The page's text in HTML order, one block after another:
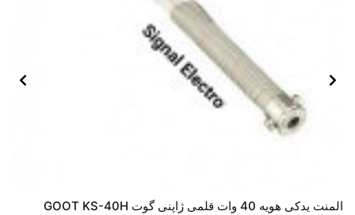
المنت یدکی هویه 40 وات قلمی ژاپنی گوت GOOT KS-40H